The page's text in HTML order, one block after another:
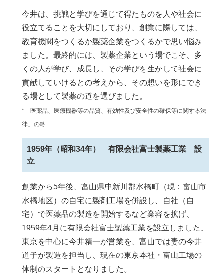
今井は、挑戦と学びを通じて得たものを人や社会に
役立てることを大切にしており、創業に際しては、
教育機関をつくるか製薬企業をつくるかで思い悩み
ました。最終的には、製薬企業という場でこそ、多
くの人が学び、成長し、その学びを生かして社会に
貢献していけるとの考えから、その想いを形にでき
る場として製薬の道を選びました。
*「医薬品、医療機器等の品質、有効性及び安全性の確保等に関する法
律」の略
1959年（昭和34年） 有限会社富士製薬工業 設
立
創業から5年後、富山県中新川郡水橋町（現：富山市
水橋地区）の自宅に製剤工場を併設し、自社（自
宅）で医薬品の製造を開始するなど業容を拡げ、
1959年4月に有限会社富士製薬工業を設立しました。
東京を中心に今井精一が営業を、富山では妻の今井
道子が製造を担当し、現在の東京本社・富山工場の
体制のスタートとなりました。